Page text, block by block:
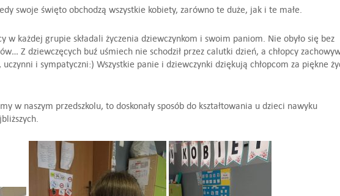
swoje święto obchodzą wszystkie kobiety, zarówno te duże, jak i te małe.
w każdej grupie składali życzenia dziewczynkom i swoim paniom. Nie obyło się bez
Z dziewczęcych buź uśmiech nie schodził przez calutki dzień, a chłopcy
i sympatyczni:) Wszystkie panie i dziewczynki dziękują chłopcom za piękne
w naszym przedszkolu, to doskonały sposób do kształtowania u dzieci nawyku